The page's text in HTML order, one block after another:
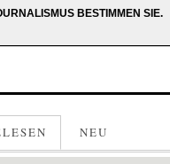
BESTIMMEN SIE.
NEU